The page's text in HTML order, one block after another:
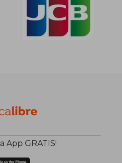
App GRATIS!